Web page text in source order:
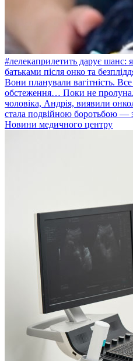
#лелекаприлетить дарує шанс:
батьками після онко та
Вони планували вагітність.
обстеження… Поки не
чоловіка, Андрія, виявили
стала подвійною боротьбою —
Новини медичного центру